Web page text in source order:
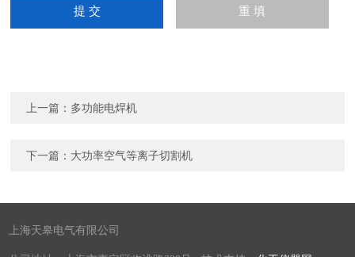
上一篇： 多功能电焊机
下一篇： 大功率空气等离子切割机
上海天皋电气有限公司